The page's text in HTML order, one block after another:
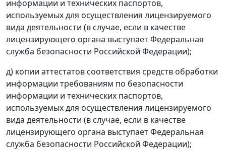
информации и технических паспортов,
используемых для осуществления лицензируемого
вида деятельности (в случае, если в качестве
лицензирующего органа выступает Федеральная
служба безопасности Российской Федерации);
д) копии аттестатов соответствия средств обработки
информации требованиям по безопасности
информации и технических паспортов,
используемых для осуществления лицензируемого
вида деятельности (в случае, если в качестве
лицензирующего органа выступает Федеральная
служба безопасности Российской Федерации);